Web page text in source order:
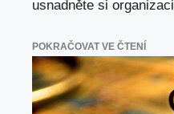
usnadněte si
POKRAČOVAT VE ČTENÍ